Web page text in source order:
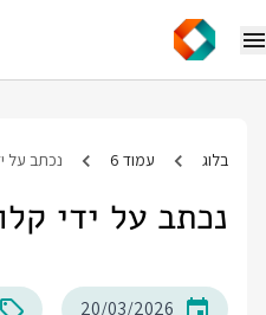
בלוג עמוד 6 נכתב על
נכתב על ידי
20/03/2026